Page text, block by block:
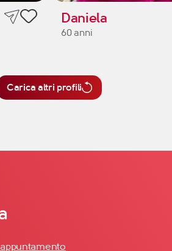
Daniela
60 anni
Carica altri profili